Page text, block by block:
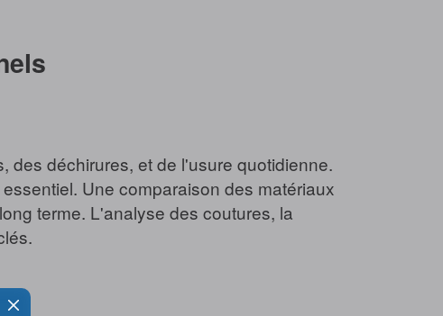
des déchirures, et de l'usure quotidienne.
Une comparaison des matériaux
terme. L'analyse des coutures, la